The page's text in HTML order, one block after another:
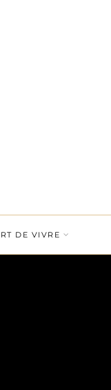
DE VIVRE